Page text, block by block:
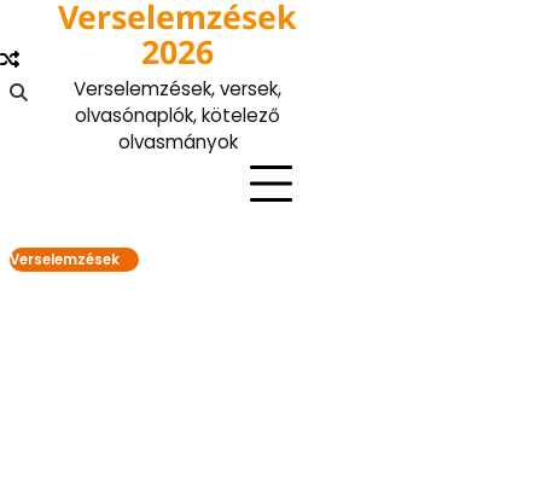
content
Verselemzések
2026
Verselemzések, versek,
olvasónaplók, kötelező
olvasmányok
Verselemzések